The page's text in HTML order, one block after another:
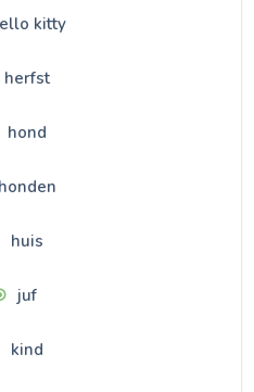
kitty
herfst
hond
honden
huis
juf
kind